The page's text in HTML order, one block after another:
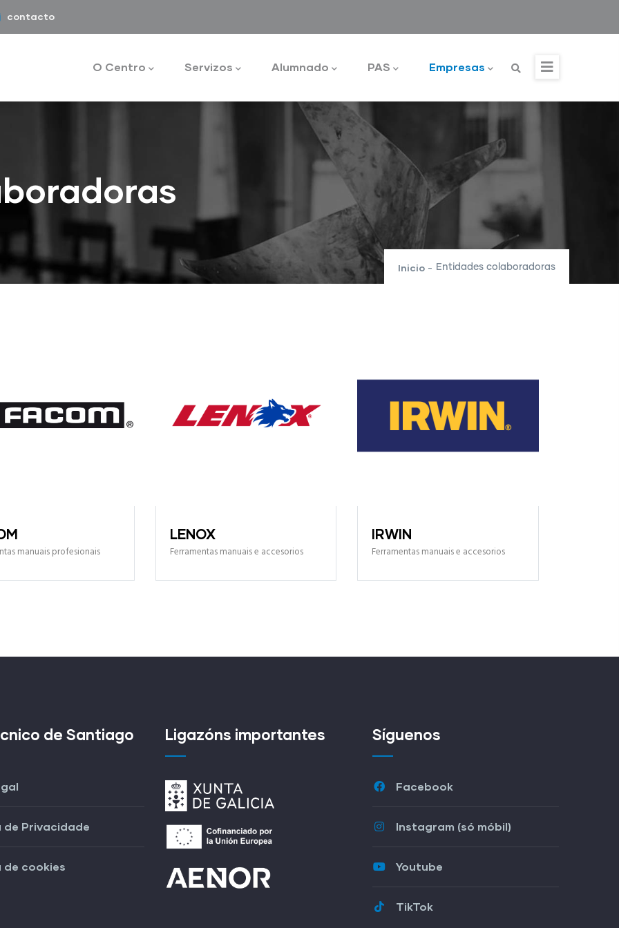
contacto
navigation
O Centro Servizos Alumnado PAS Empresas
Inicio - Entidades colaboradoras
manuais profesionais
LENOX
Ferramentas manuais e accesorios
IRWIN
Ferramentas manuais e accesorios
de Santiago
de Privacidade
de cookies
Ligazóns importantes Síguenos
Facebook
Instagram (só móbil)
Youtube
TikTok